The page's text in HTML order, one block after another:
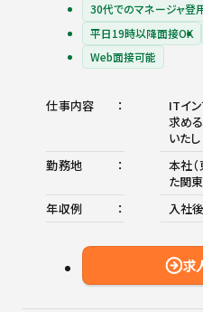
30代でのマネージャ登
平日19時以降面接OK
Web面接可能
仕事内容
ITイ
求め
いたし
勤務地
本社
た関
年収例
入社
求